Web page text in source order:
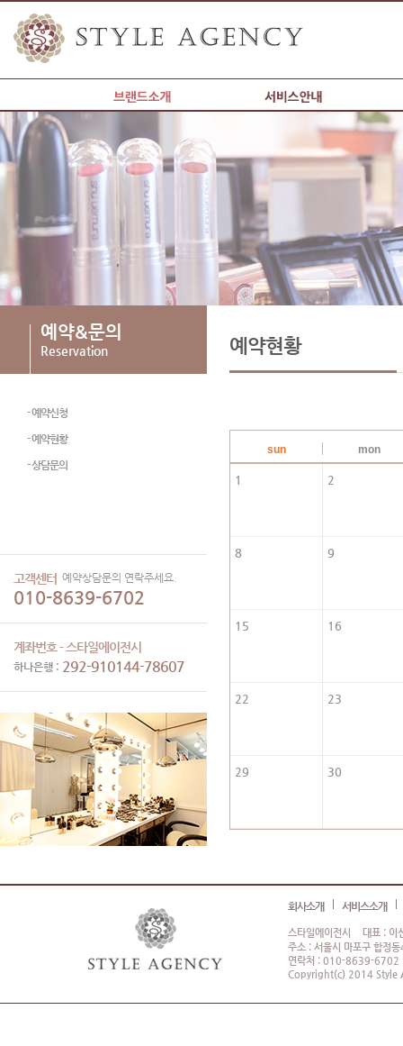
예약&문의
예약&문의
Reservation
- 예약신청
- 예약현황
- 상담문의
고객센터 예약상담문의 연락주세요.
010-8639-6702
계좌번호 - 스타일에이전시
하나은행 : 292-910144-78607
예약현황
sun mon
1 2
8 9
15 16
22 23
29 30
회사소개 서비스소개
스타일에이전시
대표 : 이
주소 : 서울시 마포구 합정
연락처 : 010-8639-6702
Copyright(c) 2014 Style